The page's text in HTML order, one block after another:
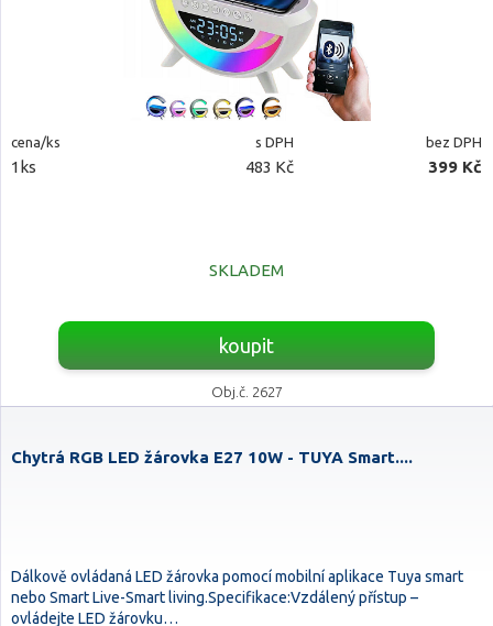
cena/ks s DPH bez DPH
1ks 483 Kč 399 Kč
SKLADEM
koupit
Obj.č. 2627
Chytrá RGB LED žárovka E27 10W - TUYA Smart....
Dálkově ovládaná LED žárovka pomocí mobilní aplikace Tuya smart
nebo Smart Live-Smart living.Specifikace:Vzdálený přístup –
ovládejte LED žárovku…